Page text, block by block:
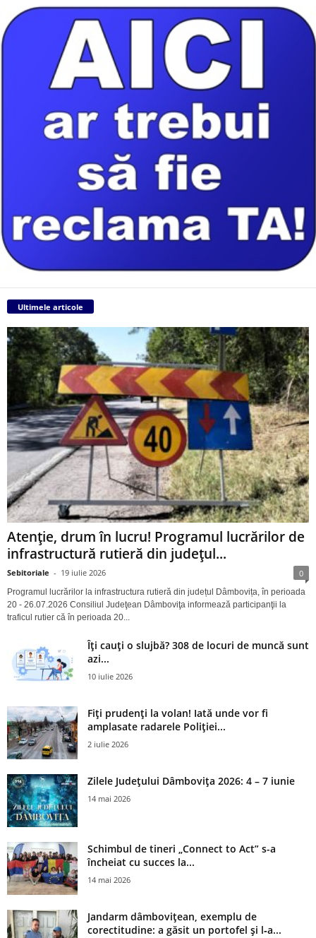
Ultimele articole
Atenție, drum în lucru! Programul lucrărilor de
infrastructură rutieră din județul...
Sebitoriale - 19 iulie 2026 0
Programul lucrărilor la infrastructura rutieră din județul Dâmbovița, în perioada
20 - 26.07.2026 Consiliul Judeţean Dâmboviţa informează participanţii la
traficul rutier că în perioada 20...
Îți cauți o slujbă? 308 de locuri de muncă sunt
azi...
10 iulie 2026
Fiți prudenți la volan! Iată unde vor fi
amplasate radarele Poliției...
2 iulie 2026
Zilele Județului Dâmbovița 2026: 4 – 7 iunie
14 mai 2026
Schimbul de tineri „Connect to Act” s-a
încheiat cu succes la...
14 mai 2026
Jandarm dâmbovițean, exemplu de
corectitudine: a găsit un portofel și l‑a...